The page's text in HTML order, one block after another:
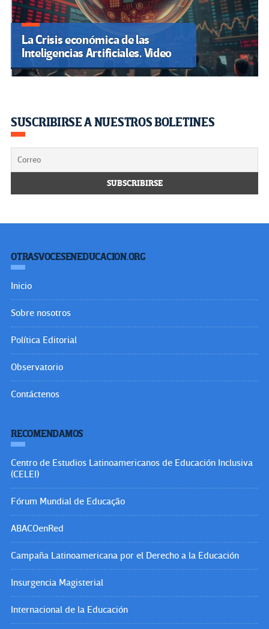
La Crisis económica de las
Inteligencias Artificiales. Video
SUSCRIBIRSE A NUESTROS BOLETINES
OTRASVOCESENEDUCACION.ORG
Inicio
Sobre nosotros
Política Editorial
Observatorio
Contáctenos
RECOMENDAMOS
Centro de Estudios Latinoamericanos de Educación Inclusiva
(CELEI)
Fórum Mundial de Educação
ABACOenRed
Campaña Latinoamericana por el Derecho a la Educación
Insurgencia Magisterial
Internacional de la Educación